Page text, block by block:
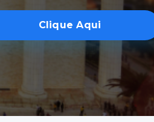
Clique Aqui